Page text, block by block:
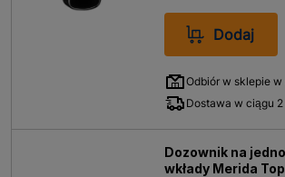
Dodaj
Odbiór w sklepie w
Dostawa w ciągu
Dozownik na
wkłady Merida